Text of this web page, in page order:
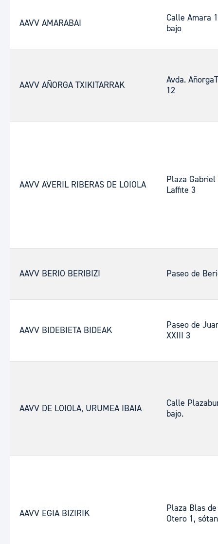
AAVV AMARABAI
Calle Amara
bajo
AAVV AÑORGA TXIKITARRAK
Avda.
12
AAVV AVERIL RIBERAS DE LOIOLA
Plaza Gabriel
Laffite 3
AAVV BERIO BERIBIZI Paseo de
AAVV BIDEBIETA BIDEAK
Paseo de
XXIII 3
AAVV DE LOIOLA, URUMEA IBAIA
Calle
bajo.
AAVV EGIA BIZIRIK
Plaza Blas de
Otero 1,